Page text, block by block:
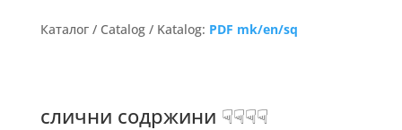
Каталог / Catalog / Katalog: PDF mk/en/sq
слични содржини ☟☟☟☟